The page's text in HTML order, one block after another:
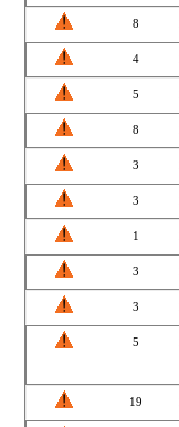
8
4
5
8
3
3
1
3
3
5
19